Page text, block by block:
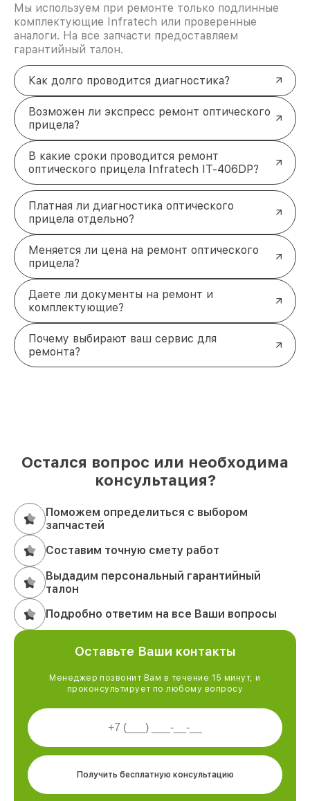
Мы используем при ремонте только подлинные
комплектующие Infratech или проверенные
аналоги. На все запчасти предоставляем
гарантийный талон.
Как долго проводится диагностика?
Возможен ли экспресс ремонт оптического
прицела?
В какие сроки проводится ремонт
оптического прицела Infratech IT-406DP?
Платная ли диагностика оптического
прицела отдельно?
Меняется ли цена на ремонт оптического
прицела?
Даете ли документы на ремонт и
комплектующие?
Почему выбирают ваш сервис для
ремонта?
Остался вопрос или необходима
консультация?
Поможем определиться с выбором
запчастей
Составим точную смету работ
Выдадим персональный гарантийный
талон
Подробно ответим на все Ваши вопросы
Оставьте Ваши контакты
Менеджер позвонит Вам в течение 15 минут, и
проконсультирует по любому вопросу
Получить бесплатную консультацию